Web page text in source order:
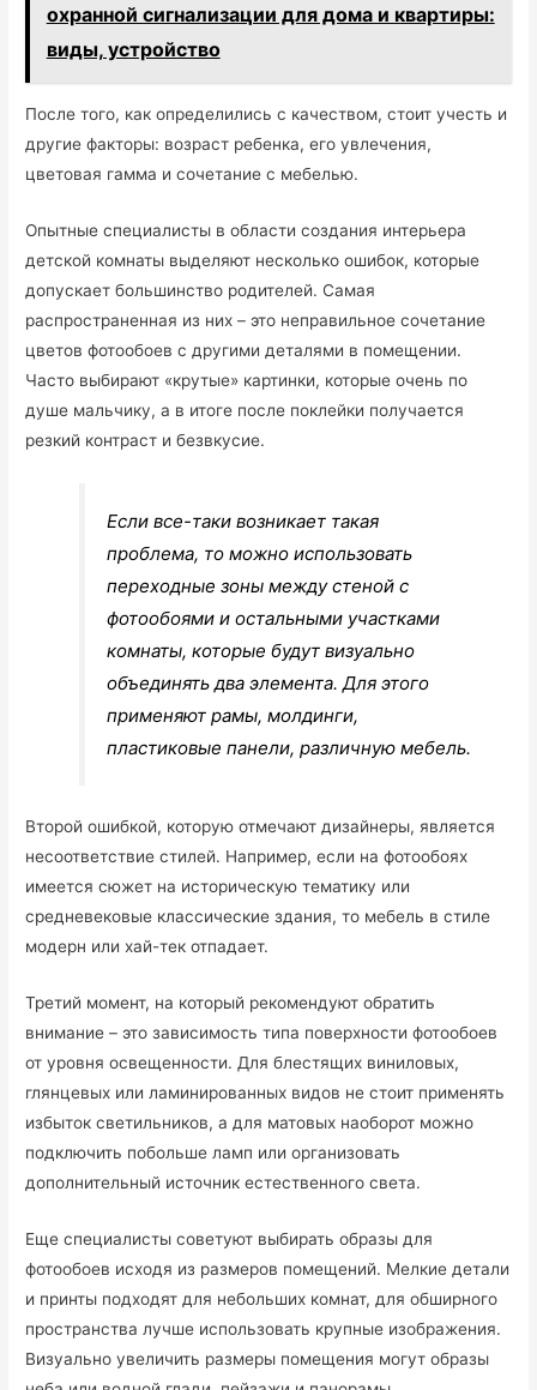
охранной сигнализации для дома и квартиры:
виды, устройство
После того, как определились с качеством, стоит учесть и
другие факторы: возраст ребенка, его увлечения,
цветовая гамма и сочетание с мебелью.
Опытные специалисты в области создания интерьера
детской комнаты выделяют несколько ошибок, которые
допускает большинство родителей. Самая
распространенная из них – это неправильное сочетание
цветов фотообоев с другими деталями в помещении.
Часто выбирают «крутые» картинки, которые очень по
душе мальчику, а в итоге после поклейки получается
резкий контраст и безвкусие.
Если все-таки возникает такая
проблема, то можно использовать
переходные зоны между стеной с
фотообоями и остальными участками
комнаты, которые будут визуально
объединять два элемента. Для этого
применяют рамы, молдинги,
пластиковые панели, различную мебель.
Второй ошибкой, которую отмечают дизайнеры, является
несоответствие стилей. Например, если на фотообоях
имеется сюжет на историческую тематику или
средневековые классические здания, то мебель в стиле
модерн или хай-тек отпадает.
Третий момент, на который рекомендуют обратить
внимание – это зависимость типа поверхности фотообоев
от уровня освещенности. Для блестящих виниловых,
глянцевых или ламинированных видов не стоит применять
избыток светильников, а для матовых наоборот можно
подключить побольше ламп или организовать
дополнительный источник естественного света.
Еще специалисты советуют выбирать образы для
фотообоев исходя из размеров помещений. Мелкие детали
и принты подходят для небольших комнат, для обширного
пространства лучше использовать крупные изображения.
Визуально увеличить размеры помещения могут образы